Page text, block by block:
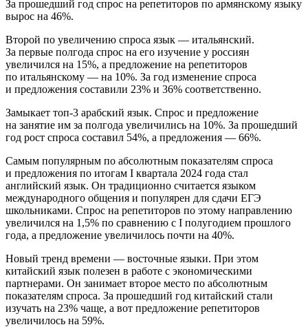
За прошедший год спрос на репетиторов по армянскому языку
вырос на 46%.
Второй по увеличению спроса язык — итальянский.
За первые полгода спрос на его изучение у россиян
увеличился на 15%, а предложение на репетиторов
по итальянскому — на 10%. За год изменение спроса
и предложения составили 23% и 36% соответственно.
Замыкает топ-3 арабский язык. Спрос и предложение
на занятие им за полгода увеличились на 10%. За прошедший
год рост спроса составил 54%, а предложения — 66%.
Самым популярным по абсолютным показателям спроса
и предложения по итогам I квартала 2024 года стал
английский язык. Он традиционно считается языком
международного общения и популярен для сдачи ЕГЭ
школьниками. Спрос на репетиторов по этому направлению
увеличился на 1,5% по сравнению с I полугодием прошлого
года, а предложение увеличилось почти на 40%.
Новый тренд времени — восточные языки. При этом
китайский язык полезен в работе с экономическими
партнерами. Он занимает второе место по абсолютным
показателям спроса. За прошедший год китайский стали
изучать на 23% чаще, а вот предложение репетиторов
увеличилось на 59%.